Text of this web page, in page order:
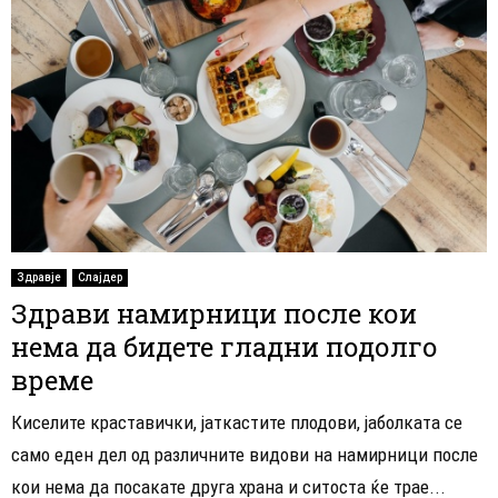
Здравје Слајдер
Здрави намирници после кои
нема да бидете гладни подолго
време
Киселите краставички, јаткастите плодови, јаболката се
само еден дел од различните видови на намирници после
кои нема да посакате друга храна и ситоста ќе трае...